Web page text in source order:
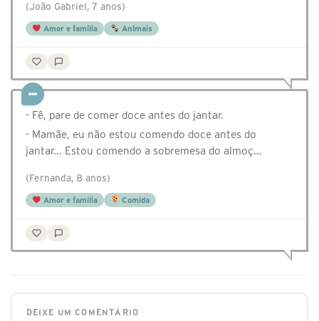
(João Gabriel, 7 anos)
Amor e família Animais
- Fê, pare de comer doce antes do jantar.
- Mamãe, eu não estou comendo doce antes do
jantar... Estou comendo a sobremesa do almoç…
(Fernanda, 8 anos)
Amor e família Comida
DEIXE UM COMENTÁRIO